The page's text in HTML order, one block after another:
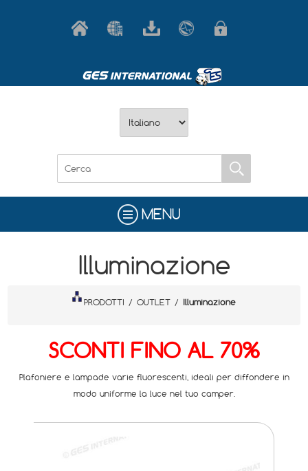
MENU
Illuminazione
PRODOTTI / OUTLET / Illuminazione
SCONTI FINO AL 70%
Plafoniere e lampade varie fluorescenti, ideali per diffondere in
modo uniforme la luce nel tuo camper.